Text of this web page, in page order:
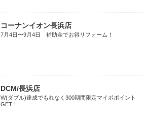
コーナンイオン長浜店
7月4日〜9月4日 補助金でお得リフォーム！
DCM/長浜店
W(ダブル)達成でもれなく300期間限定マイボポイント
GET！